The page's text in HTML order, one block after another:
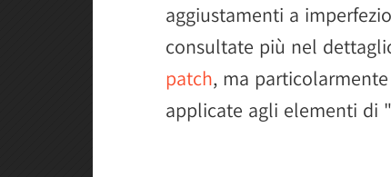
aggiustamenti a
consultate più nel
patch, ma
applicate agli elementi di